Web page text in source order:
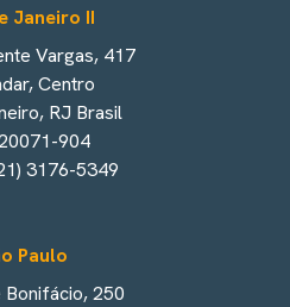
Janeiro II
Vargas, 417
Centro
RJ Brasil
904
3176-5349
Paulo
Bonifácio, 250